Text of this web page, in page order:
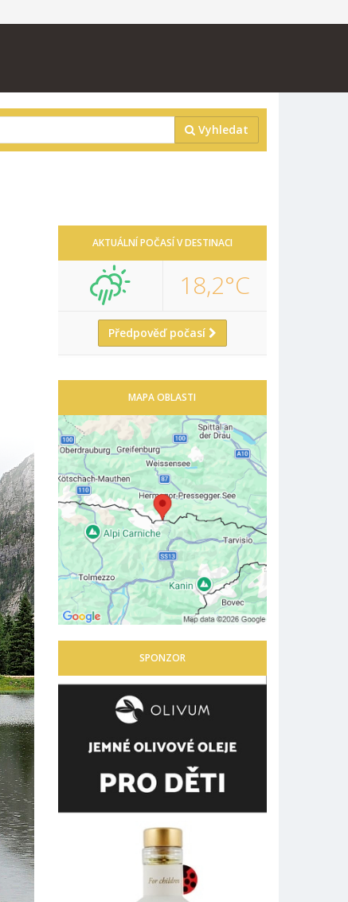
Vyhledat
AKTUÁLNÍ POČASÍ V DESTINACI
18,2°C
Předpověď počasí
MAPA OBLASTI
SPONZOR